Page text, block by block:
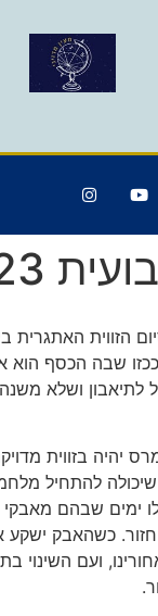
הזווית האתגרית
שבה הכסף הוא
לתיאבון ושלא
יהיה בזווית
שיכולה להתחיל
ימים שבהם
חזור. כשהאבק
ועם השינוי